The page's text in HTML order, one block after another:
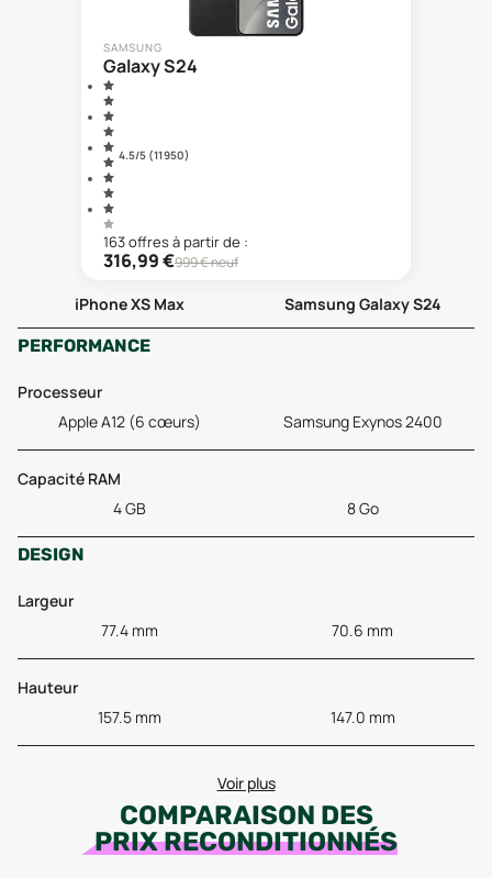
SAMSUNG
Galaxy S24
4.5/5 (11 950)
163offresà partir de :
316,99€999€ neuf
iPhone XS Max
Samsung Galaxy S24
PERFORMANCE
Processeur
Apple A12 (6 cœurs)
Samsung Exynos 2400
Capacité RAM
4 GB
8 Go
DESIGN
Largeur
77.4 mm
70.6 mm
Hauteur
157.5 mm
147.0 mm
Voir plus
COMPARAISON DES
PRIX RECONDITIONNÉS